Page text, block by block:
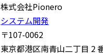
株式会社Pionero
システム開発
〒107-0062
東京都港区南青山二丁目 2